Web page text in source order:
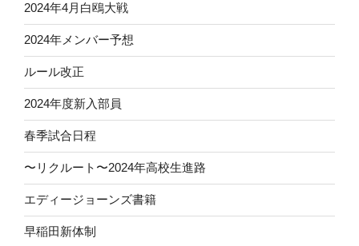
2024年4月白鴎大戦
2024年メンバー予想
ルール改正
2024年度新入部員
春季試合日程
〜リクルート〜2024年高校生進路
エディージョーンズ書籍
早稲田新体制